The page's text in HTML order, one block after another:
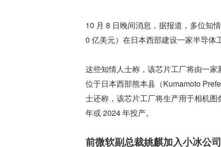
10 月 8 日晚间消息，据报道，多位知
0 亿美元）在日本西部建设一家半导体
这些知情人士称，该芯片工厂将由一
位于日本西部熊本县（Kumamoto
士还称，该芯片工厂将生产用于相机
年或 2024 年投产。
前微软副总裁姚麒加入小冰公